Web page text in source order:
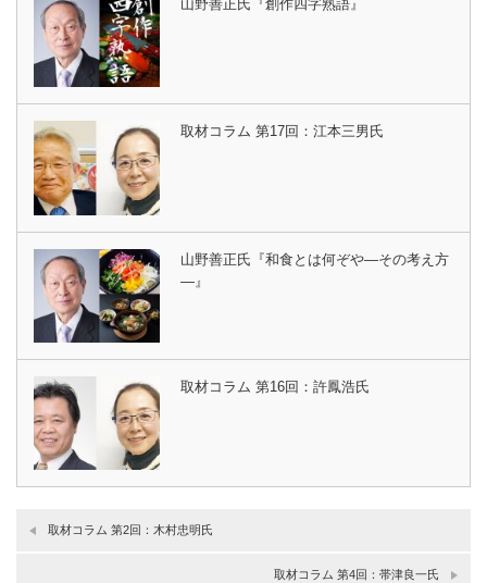
山野善正氏『創作四字熟語』
取材コラム 第17回：江本三男氏
山野善正氏『和食とは何ぞや―その考え方
―』
取材コラム 第16回：許鳳浩氏
取材コラム 第2回：木村忠明氏
取材コラム 第4回：帯津良一氏